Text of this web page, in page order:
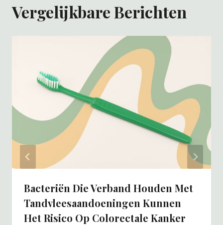
Vergelijkbare Berichten
Bacteriën Die Verband Houden Met
Tandvleesaandoeningen Kunnen
Het Risico Op Colorectale Kanker